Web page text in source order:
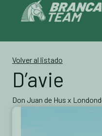
Volver al listado
D’avie
Don Juan de Hus x